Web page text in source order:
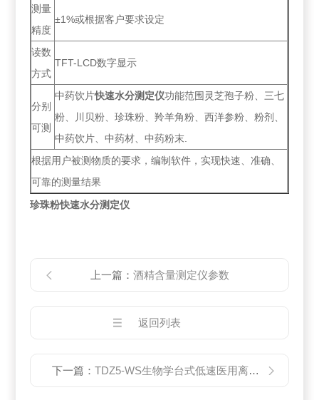
测量
精度
±1%或根据客户要求设定
读数
方式
TFT-LCD数字显示
分别
可测
中药饮片快速水分测定仪功能范围灵芝孢子粉、三七
粉、川贝粉、珍珠粉、羚羊角粉、西洋参粉、粉剂、
中药饮片、中药材、中药粉末.
根据用户被测物质的要求，编制软件，实现快速、准确、
可靠的测量结果
珍珠粉快速水分测定仪
上一篇： 酒精含量测定仪参数
返回列表
下一篇：TDZ5-WS生物学台式低速医用离心机